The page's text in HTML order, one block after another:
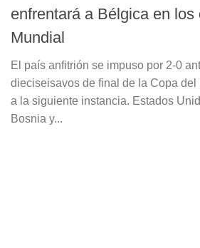
enfrentará a Bélgica en los
Mundial
El país anfitrión se impuso por 2-0
dieciseisavos de final de la Copa
a la siguiente instancia. Estados
Bosnia y...